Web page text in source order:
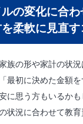
の変化に合
柔軟に見直す
族の形や家計の状
最初に決めた金額
に思う方もいるかも
状況に合わせて教